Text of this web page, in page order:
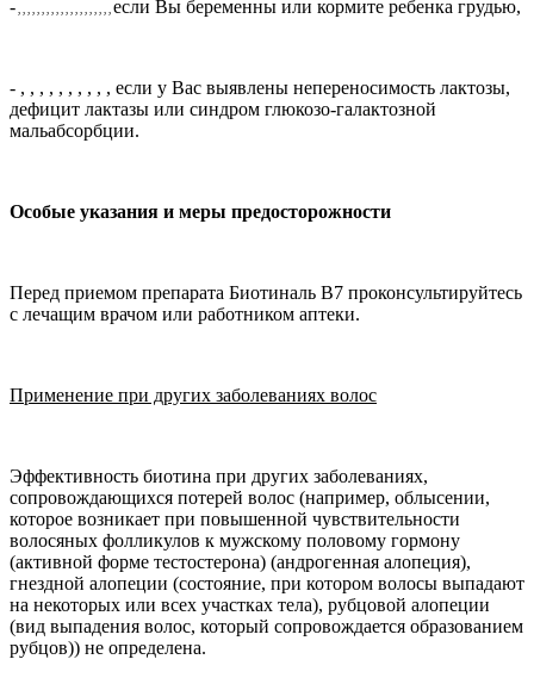
- , , , , , , , , , , , , , , , , , , , , если Вы беременны или кормите ребенка грудью,
- , , , , , , , , , , если у Вас выявлены непереносимость лактозы,
дефицит лактазы или синдром глюкозо-галактозной
мальабсорбции.
Особые указания и меры предосторожности
Перед приемом препарата Биотиналь В7 проконсультируйтесь
с лечащим врачом или работником аптеки.
Применение при других заболеваниях волос
Эффективность биотина при других заболеваниях,
сопровождающихся потерей волос (например, облысении,
которое возникает при повышенной чувствительности
волосяных фолликулов к мужскому половому гормону
(активной форме тестостерона) (андрогенная алопеция),
гнездной алопеции (состояние, при котором волосы выпадают
на некоторых или всех участках тела), рубцовой алопеции
(вид выпадения волос, который сопровождается образованием
рубцов)) не определена.